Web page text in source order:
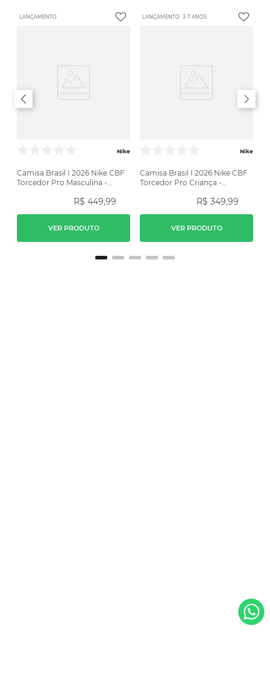
LANÇAMENTO
Nike
Camisa Brasil I 2026 Nike CBF
Torcedor Pro Masculina -
R$ 449,99
VER PRODUTO
LANÇAMENTO 3-7 ANOS
Nike
Camisa Brasil I 2026 Nike CBF
Torcedor Pro Criança -
R$ 349,99
VER PRODUTO